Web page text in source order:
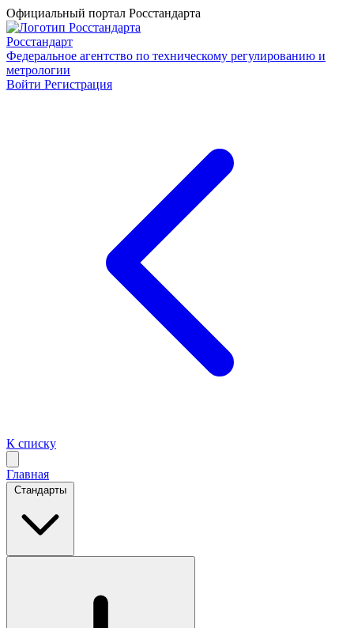
Официальный портал Росстандарта
Росстандарт
Федеральное агентство по техническому регулированию и
метрологии
Войти Регистрация
К списку
Главная
Стандарты